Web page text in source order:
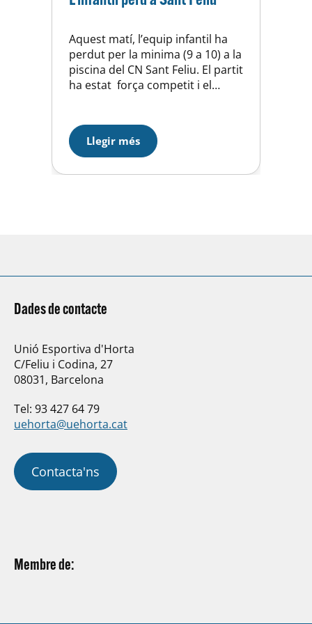
Aquest matí, l’equip infantil ha
perdut per la minima (9 a 10) a la
piscina del CN Sant Feliu. El partit
ha estat força competit i el
permet estar sempre dintre del
partit. Encara i així, les moltes
oportunitats desaprofitades a
l’atac, han estat…
Llegir més
Dades de contacte
Unió Esportiva d'Horta
C/Feliu i Codina, 27
08031, Barcelona
Tel: 93 427 64 79
uehorta@uehorta.cat
Contacta'ns
Membre de: